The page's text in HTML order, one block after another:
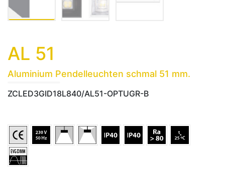
AL 51
Aluminium Pendelleuchten schmal 51 mm.
ZCLED3GID18L840/AL51-OPTUGR-B